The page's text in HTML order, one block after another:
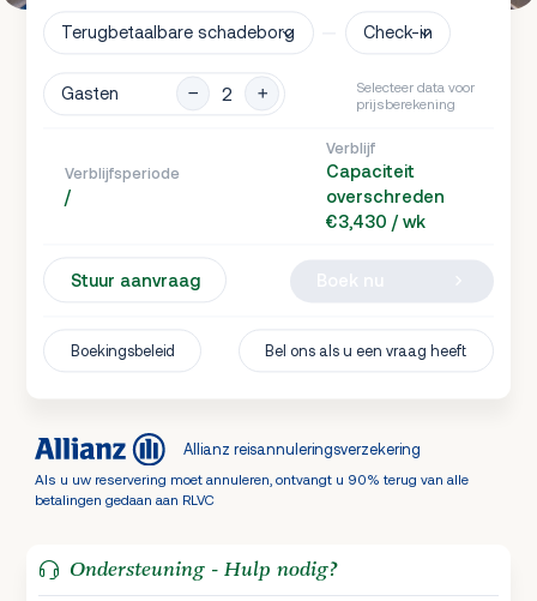
Terugbetaalbare schadeborg Check-in
Gasten
Selecteer data voor
prijsberekening
Verblijfsperiode
/
Verblijf
Capaciteit
overschreden
€3,430 / wk
Stuur aanvraag
Boekingsbeleid Bel ons als u een vraag heeft
Allianz reisannuleringsverzekering
Als u uw reservering moet annuleren, ontvangt u 90% terug van alle
betalingen gedaan aan RLVC
Ondersteuning - Hulp nodig?